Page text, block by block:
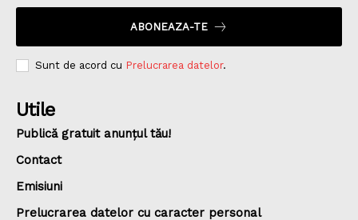
ABONEAZA-TE
Sunt de acord cu Prelucrarea datelor.
Utile
Publică gratuit anunțul tău!
Contact
Emisiuni
Prelucrarea datelor cu caracter personal